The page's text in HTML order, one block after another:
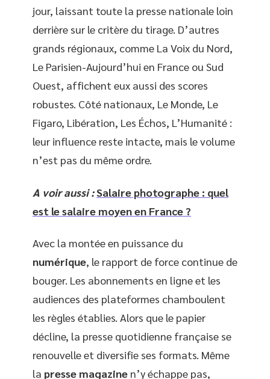
jour, laissant toute la presse nationale loin
derrière sur le critère du tirage. D’autres
grands régionaux, comme La Voix du Nord,
Le Parisien-Aujourd’hui en France ou Sud
Ouest, affichent eux aussi des scores
robustes. Côté nationaux, Le Monde, Le
Figaro, Libération, Les Échos, L’Humanité :
leur influence reste intacte, mais le volume
n’est pas du même ordre.
A voir aussi : Salaire photographe : quel
est le salaire moyen en France ?
Avec la montée en puissance du
numérique, le rapport de force continue de
bouger. Les abonnements en ligne et les
audiences des plateformes chamboulent
les règles établies. Alors que le papier
décline, la presse quotidienne française se
renouvelle et diversifie ses formats. Même
la presse magazine n’y échappe pas,